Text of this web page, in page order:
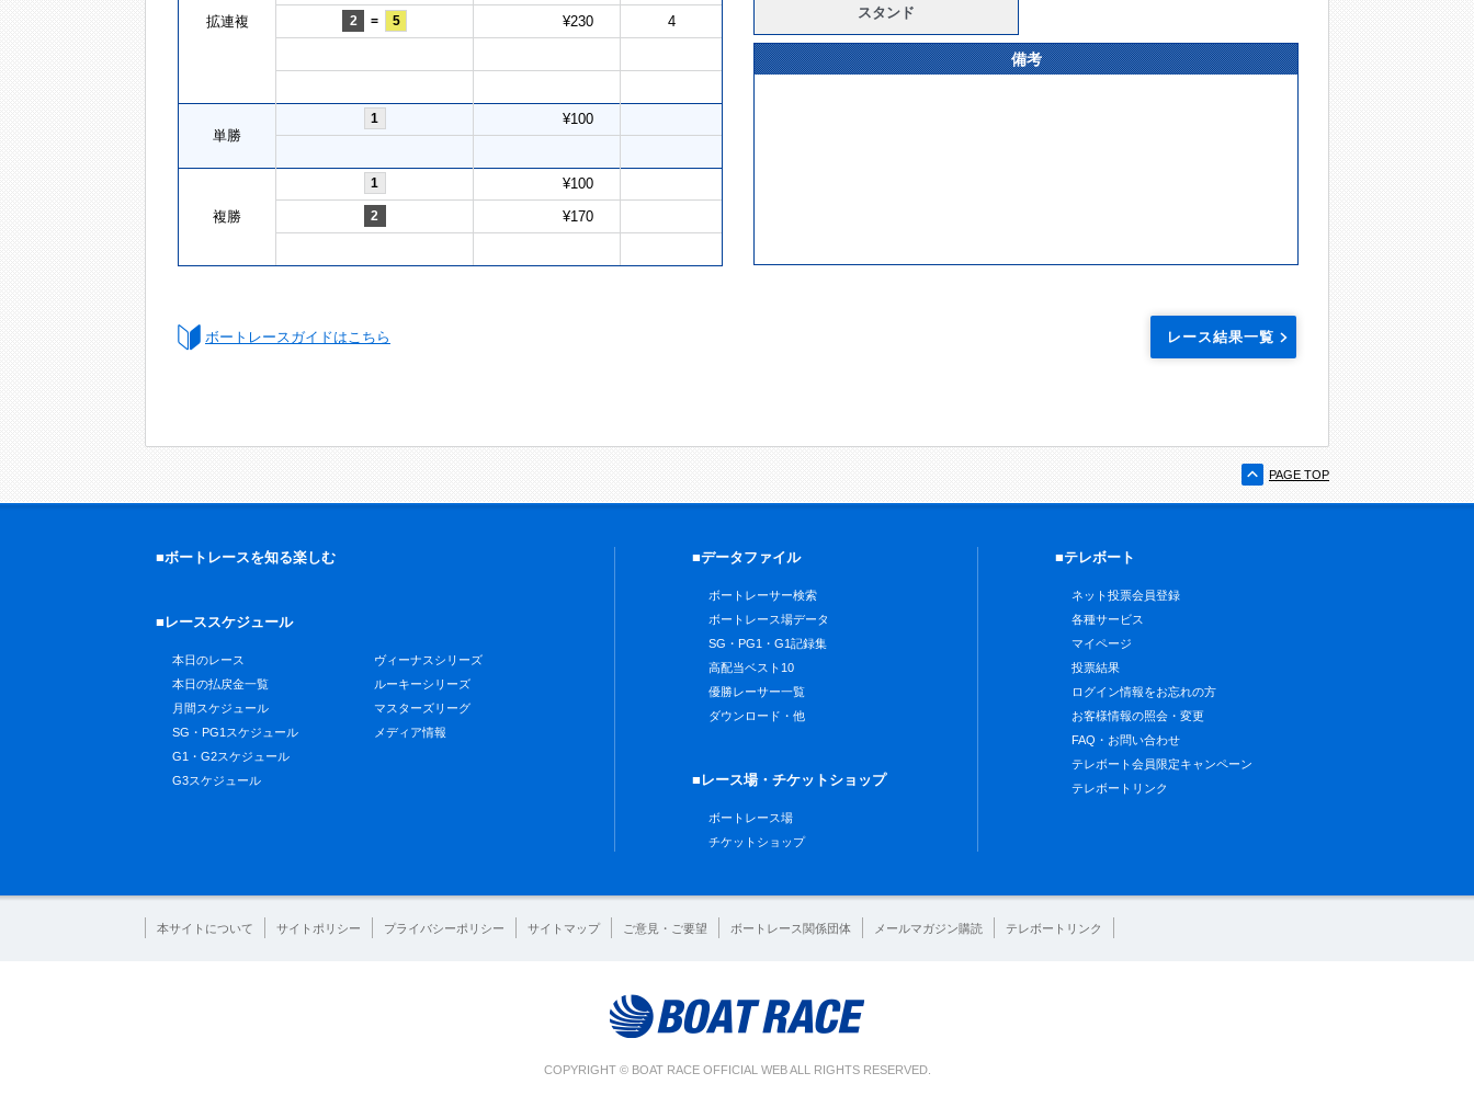
拡連複 2 = 5 ¥230 4
単勝
1 ¥100
複勝
1 ¥100
2 ¥170
スタンド
備考
ボートレースガイドはこちら レース結果一覧
PAGE TOP
■ボートレースを知る楽しむ
■レーススケジュール
本日のレース
本日の払戻金一覧
月間スケジュール
SG・PG1スケジュール
G1・G2スケジュール
G3スケジュール
ヴィーナスシリーズ
ルーキーシリーズ
マスターズリーグ
メディア情報
■データファイル
ボートレーサー検索
ボートレース場データ
SG・PG1・G1記録集
高配当ベスト10
優勝レーサー一覧
ダウンロード・他
■レース場・チケットショップ
ボートレース場
チケットショップ
■テレボート
ネット投票会員登録
各種サービス
マイページ
投票結果
ログイン情報をお忘れの方
お客様情報の照会・変更
FAQ・お問い合わせ
テレボート会員限定キャンペーン
テレボートリンク
本サイトについて サイトポリシー プライバシーポリシー サイトマップ ご意見・ご要望 ボートレース関係団体 メールマガジン購読 テレボートリンク
COPYRIGHT © BOAT RACE OFFICIAL WEB ALL RIGHTS RESERVED.